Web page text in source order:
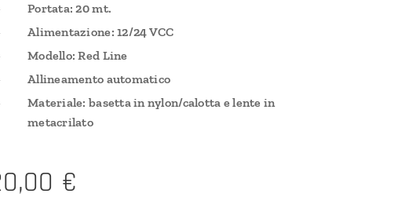
Portata: 20 mt.
Alimentazione: 12/24 VCC
Modello: Red Line
Allineamento automatico
Materiale: basetta in nylon/calotta e lente in
metacrilato
€